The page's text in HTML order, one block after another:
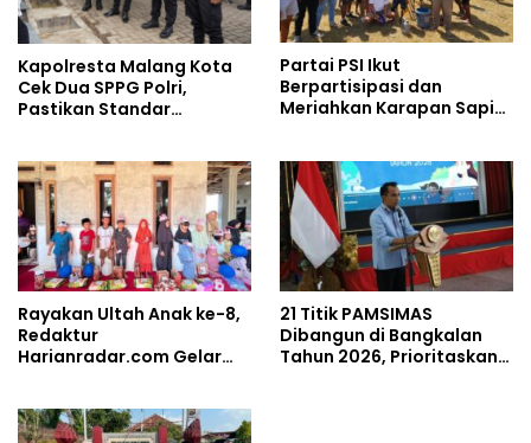
Kapolresta Malang Kota
Cek Dua SPPG Polri,
Pastikan Standar
Berjalan Optimal
Partai PSI Ikut
Berpartisipasi dan
Meriahkan Karapan Sapi
Rayakan Ultah Anak ke-8,
Redaktur
Harianradar.com Gelar
21 Titik PAMSIMAS
Dibangun di Bangkalan
Tahun 2026, Prioritaskan